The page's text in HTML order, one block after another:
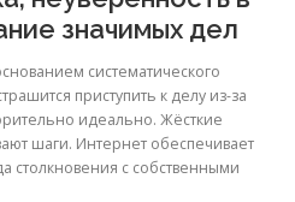
значимых дел
систематического
приступить к делу из-за
идеально. Жёсткие
шаги. Интернет обеспечивает
столкновения с собственными